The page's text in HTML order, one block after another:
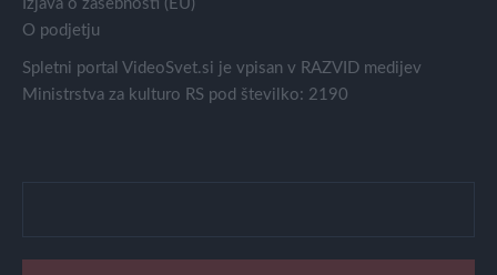
Izjava o zasebnosti (EU)
O podjetju
Spletni portal VideoSvet.si je vpisan v RAZVID medijev
Ministrstva za kulturo RS pod številko: 2190